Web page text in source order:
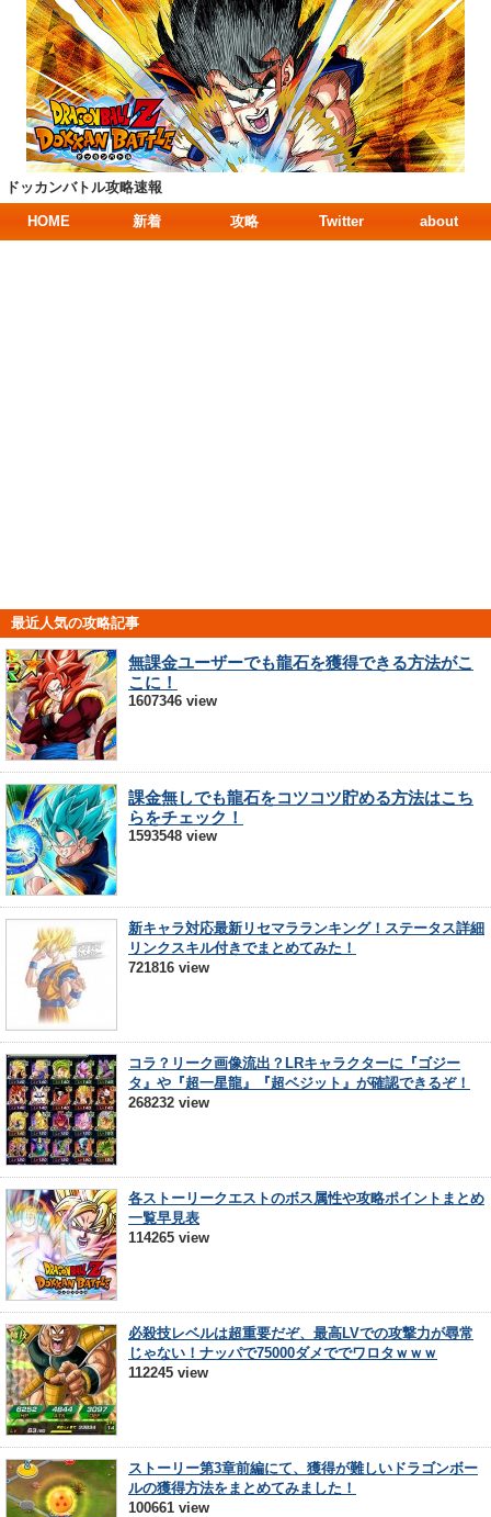
ドッカンバトル攻略速報
HOME 新着 攻略 Twitter about
最近人気の攻略記事
無課金ユーザーでも龍石を獲得できる方法がこ
こに！
1607346 view
課金無しでも龍石をコツコツ貯める方法はこち
らをチェック！
1593548 view
新キャラ対応最新リセマラランキング！ステータス詳細
リンクスキル付きでまとめてみた！
721816 view
コラ？リーク画像流出？LRキャラクターに『ゴジー
タ』や『超一星龍』『超ベジット』が確認できるぞ！
268232 view
各ストーリークエストのボス属性や攻略ポイントまとめ
一覧早見表
114265 view
必殺技レベルは超重要だぞ、最高LVでの攻撃力が尋常
じゃない！ナッパで75000ダメででワロタｗｗｗ
112245 view
ストーリー第3章前編にて、獲得が難しいドラゴンボー
ルの獲得方法をまとめてみました！
100661 view